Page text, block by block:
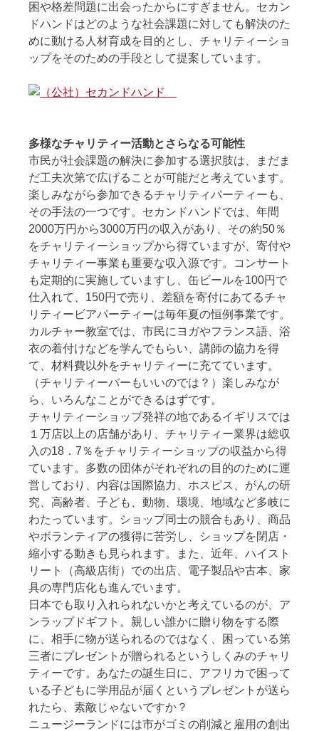
困や格差問題に出会ったからにすぎません。セカン
ドハンドはどのような社会課題に対しても解決のた
めに動ける人材育成を目的とし、チャリティーショ
ップをそのための手段として提案しています。
多様なチャリティー活動とさらなる可能性
市民が社会課題の解決に参加する選択肢は、まだま
だ工夫次第で広げることが可能だと考えています。
楽しみながら参加できるチャリティパーティーも、
その手法の一つです。セカンドハンドでは、年間
2000万円から3000万円の収入があり、その約50％
をチャリティーショップから得ていますが、寄付や
チャリティー事業も重要な収入源です。コンサート
も定期的に実施していますし、缶ビールを100円で
仕入れて、150円で売り、差額を寄付にあてるチャ
リティービアパーティーは毎年夏の恒例事業です。
カルチャー教室では、市民にヨガやフランス語、浴
衣の着付けなどを学んでもらい、講師の協力を得
て、材料費以外をチャリティーに充てています。
（チャリティーバーもいいのでは？）楽しみなが
ら、いろんなことができるはずです。
チャリティーショップ発祥の地であるイギリスでは
１万店以上の店舗があり、チャリティー業界は総収
入の18．7％をチャリティーショップの収益から得
ています。多数の団体がそれぞれの目的のために運
営しており、内容は国際協力、ホスピス、がんの研
究、高齢者、子ども、動物、環境、地域など多岐に
わたっています。ショップ同士の競合もあり、商品
やボランティアの獲得に苦労し、ショップを閉店・
縮小する動きも見られます。また、近年、ハイスト
リート（高級店街）での出店、電子製品や古本、家
具の専門店化も進んでいます。
日本でも取り入れられないかと考えているのが、ア
ンラップドギフト。親しい誰かに贈り物をする際
に、相手に物が送られるのではなく、困っている第
三者にプレゼントが贈られるというしくみのチャリ
ティーです。あなたの誕生日に、アフリカで困って
いる子どもに学用品が届くというプレゼントが送ら
れたら、素敵じゃないですか？
ニュージーランドには市がゴミの削減と雇用の創出